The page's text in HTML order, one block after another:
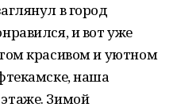
в город
и вот уже
красивом и уютном
наша
Зимой